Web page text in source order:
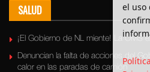
SALUD
¡El Gobierno de NL miente! La OMS
Denuncian la falta de acciones del
calor en las paradas de camión
el uso